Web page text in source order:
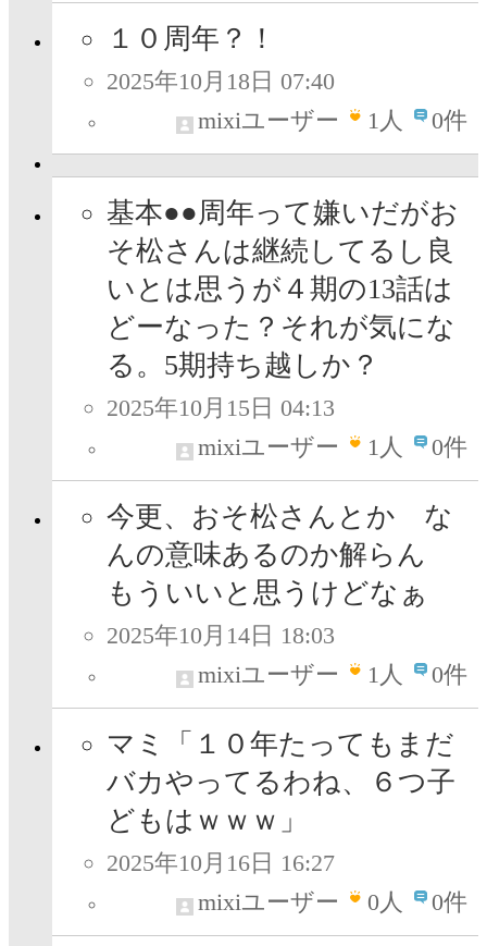
１０周年？！
2025年10月18日 07:40
mixiユーザー
1人 0件
基本●●周年って嫌いだがお
そ松さんは継続してるし良
いとは思うが４期の13話は
どーなった？それが気にな
る。5期持ち越しか？
2025年10月15日 04:13
mixiユーザー
1人 0件
今更、おそ松さんとか な
んの意味あるのか解らん
もういいと思うけどなぁ
2025年10月14日 18:03
mixiユーザー
1人 0件
マミ「１０年たってもまだ
バカやってるわね、６つ子
どもはｗｗｗ」
2025年10月16日 16:27
mixiユーザー
0人 0件